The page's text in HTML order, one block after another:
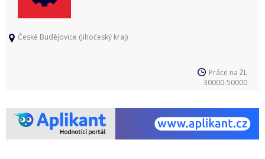
České Budějovice (Jihočeský kraj)
Práce na ŽL
30000-50000